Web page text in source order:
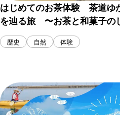
はじめてのお茶体験 茶道ゆ
を辿る旅 〜お茶と和菓子の
歴史 自然 体験